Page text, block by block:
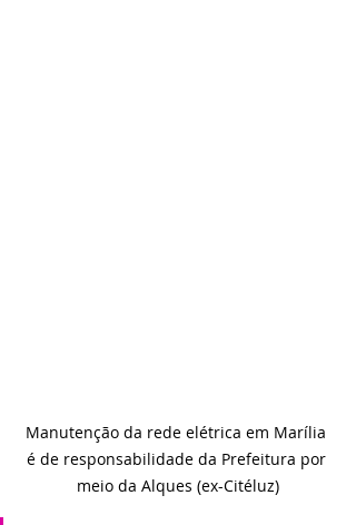
Manutenção da rede elétrica em Marília
é de responsabilidade da Prefeitura por
meio da Alques (ex-Citéluz)